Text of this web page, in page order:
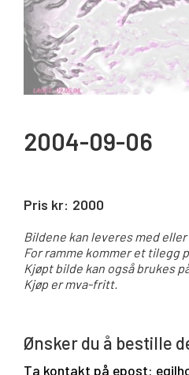
2004-09-06
Pris kr: 2000
Bildene kan leveres med
For ramme kommer et tilegg
Kjøpt bilde kan også brukes
Kjøp er mva-fritt.
Ønsker du å bestille
Ta kontakt på epost: